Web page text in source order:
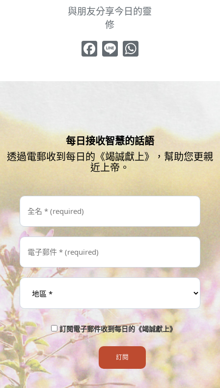
與朋友分享今日的靈
修
Facebook
Line WhatsApp
每日接收智慧的話語
透過電郵收到每日的《竭誠獻上》，幫助您更親
近上帝。
訂閱電子郵件收到每日的《竭誠獻上》